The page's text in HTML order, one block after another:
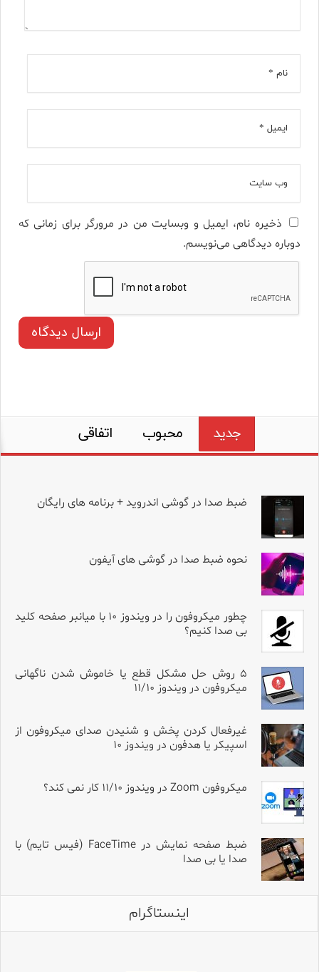
ذخیره نام، ایمیل و وبسایت من در مرورگر برای زمانی که
دوباره دیدگاهی می‌نویسم.
جدید محبوب اتفاقی
ضبط صدا در گوشی اندروید + برنامه های رایگان
نحوه ضبط صدا در گوشی های آیفون
چطور میکروفون را در ویندوز ۱۰ با میانبر صفحه کلید
بی صدا کنیم؟
۵ روش حل مشکل قطع یا خاموش شدن ناگهانی
میکروفون در ویندوز ۱۱/۱۰
غیرفعال کردن پخش و شنیدن صدای میکروفون از
اسپیکر یا هدفون در ویندوز ۱۰
میکروفون Zoom در ویندوز ۱۱/۱۰ کار نمی کند؟
ضبط صفحه نمایش در FaceTime (فیس تایم) با
صدا یا بی صدا
اینستاگرام